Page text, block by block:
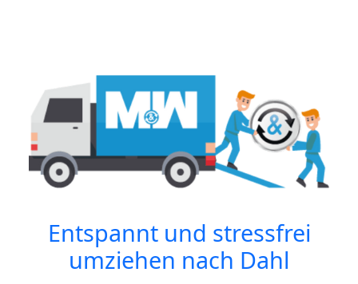
Entspannt und stressfrei
umziehen nach Dahl